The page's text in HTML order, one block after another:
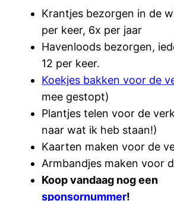
Krantjes bezorgen in de
per keer, 6x per jaar
Havenloods bezorgen,
12 per keer.
Koekjes bakken voor de
mee gestopt)
Plantjes telen voor de
naar wat ik heb staan!)
Kaarten maken voor de
Armbandjes maken voor
Koop vandaag nog een
sponsornummer!